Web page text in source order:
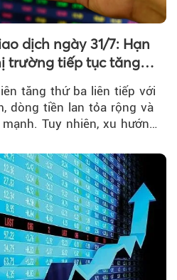
dịch ngày 31/7: Hạn
trường tiếp tục tăng
tăng thứ ba liên tiếp với
dòng tiền lan tỏa rộng và
Tuy nhiên, xu hướng